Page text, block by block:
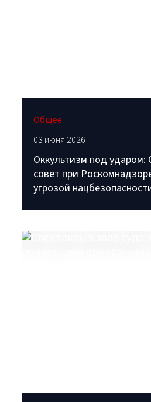
Общее
03 июня 2026
Оккультизм под
совет при
угрозой